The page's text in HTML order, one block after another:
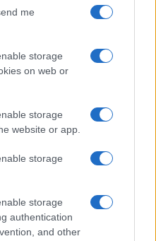
me
storage
on web or
storage
website or app.
storage
storage
authentication
and other
08/2026
all'archivio delle vignette
Ciao,